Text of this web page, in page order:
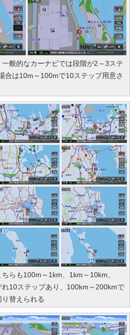
般的なカーナビでは段階が2～3ステ
合は10m～100mで10ステップ用意さ
らも100m～1km、1km～10km、
10ステップあり、100km～200kmで
替えられる